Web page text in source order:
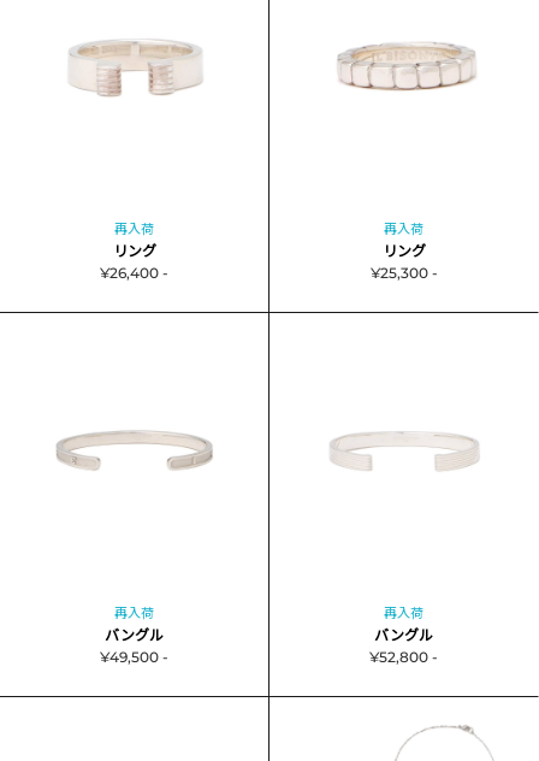
再入荷
リング
¥26,400 -
再入荷
リング
¥25,300 -
再入荷
バングル
¥49,500 -
再入荷
バングル
¥52,800 -